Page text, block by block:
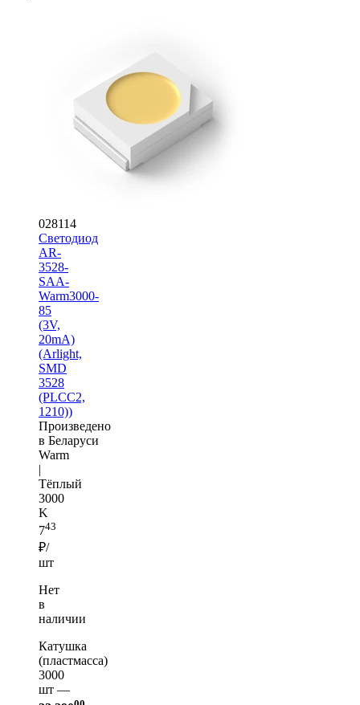
028114
Светодиод
AR-
3528-
SAA-
Warm3000-
85
(3V,
20mA)
(Arlight,
SMD
3528
(PLCC2,
1210))
Произведено
в Беларуси
Warm
|
Тёплый
3000
K
743
₽/
шт
Нет
в
наличии
Катушка
(пластмасса)
3000
шт —